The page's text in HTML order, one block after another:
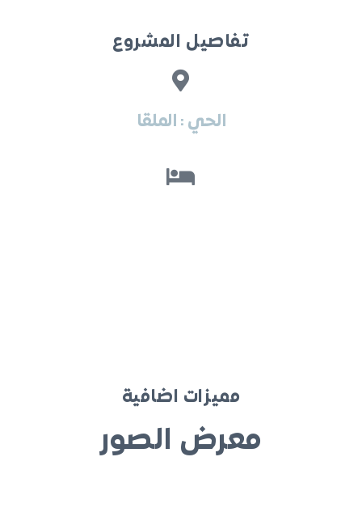
تفاصيل المشروع
الحي : الملقا
مميزات اضافية
معرض الصور